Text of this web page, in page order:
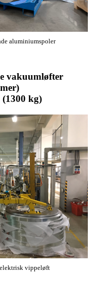
aluminiumspoler
vakuumløfter
kg)
vippeløft